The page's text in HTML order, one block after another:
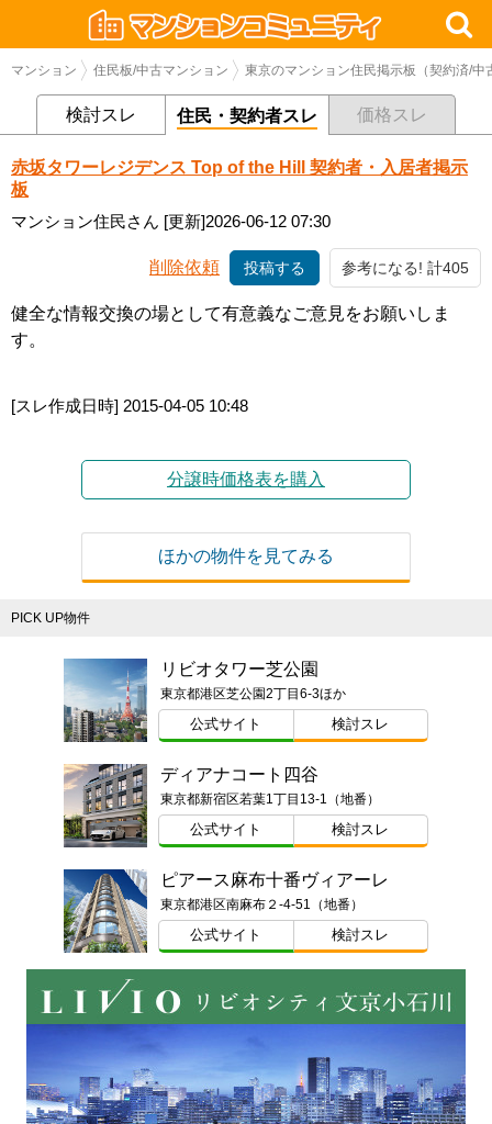
マンション 住民板/中古マンション 東京のマンション住民掲示板（契約済/中
検討スレ 住民・契約者スレ 価格スレ
赤坂タワーレジデンス Top of the Hill 契約者・入居者掲示
板
マンション住民さん [更新]2026-06-12 07:30
削除依頼 投稿する 参考になる! 計405
健全な情報交換の場として有意義なご意見をお願いしま
す。
[スレ作成日時] 2015-04-05 10:48
分譲時価格表を購入
ほかの物件を見てみる
PICK UP物件
リビオタワー芝公園
東京都港区芝公園2丁目6-3ほか
公式サイト 検討スレ
ディアナコート四谷
東京都新宿区若葉1丁目13-1（地番）
公式サイト 検討スレ
ピアース麻布十番ヴィアーレ
東京都港区南麻布２-4-51（地番）
公式サイト 検討スレ